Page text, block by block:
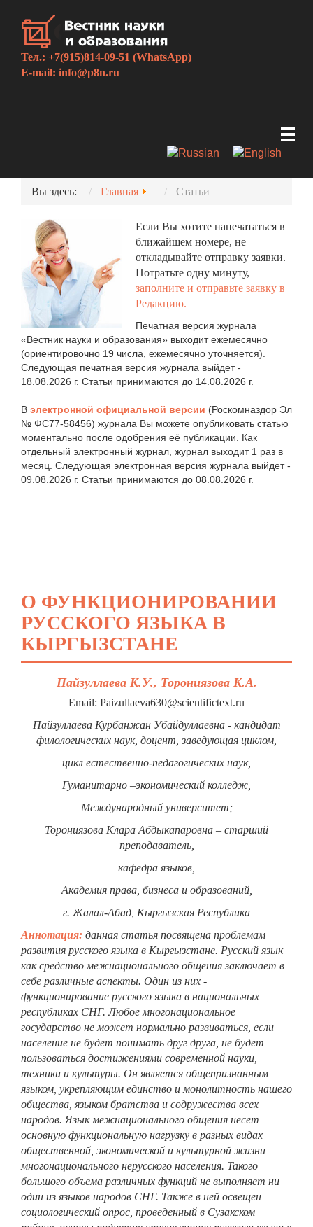
Тел.: +7(915)814-09-51 (WhatsApp)
E-mail: info@p8n.ru
Вы здесь: Главная Статьи
Если Вы хотите напечататься в
ближайшем номере, не
откладывайте отправку заявки.
Потратьте одну минуту,
заполните и отправьте заявку в
Редакцию.
Печатная версия журнала
«Вестник науки и образования» выходит ежемесячно
(ориентировочно 19 числа, ежемесячно уточняется).
Следующая печатная версия журнала выйдет -
18.08.2026 г. Статьи принимаются до 14.08.2026 г.
В электронной официальной версии (Роскомназдор Эл
№ ФС77-58456) журнала Вы можете опубликовать статью
моментально после одобрения её публикации. Как
отдельный электронный журнал, журнал выходит 1 раз в
месяц. Следующая электронная версия журнала выйдет -
09.08.2026 г. Статьи принимаются до 08.08.2026 г.
О ФУНКЦИОНИРОВАНИИ
РУССКОГО ЯЗЫКА В
КЫРГЫЗСТАНЕ
Пайзуллаева К.У., Торониязова К.А.
Email: Paizullaeva630@scientifictext.ru
Пайзуллаева Курбанжан Убайдуллаевна - кандидат
филологических наук, доцент, заведующая циклом,
цикл естественно-педагогических наук,
Гуманитарно –экономический колледж,
Международный университет;
Торониязова Клара Абдыкапаровна – старший
преподаватель,
кафедра языков,
Академия права, бизнеса и образований,
г. Жалал-Абад, Кыргызская Республика
Аннотация: данная статья посвящена проблемам
развития русского языка в Кыргызстане. Русский язык
как средство межнационального общения заключает в
себе различные аспекты. Один из них -
функционирование русского языка в национальных
республиках СНГ. Любое многонациональное
государство не может нормально развиваться, если
население не будет понимать друг друга, не будет
пользоваться достижениями современной науки,
техники и культуры. Он является общепризнанным
языком, укрепляющим единство и монолитность нашего
общества, языком братства и содружества всех
народов. Язык межнационального общения несет
основную функциональную нагрузку в разных видах
общественной, экономической и культурной жизни
многонационального нерусского населения. Такого
большого объема различных функций не выполняет ни
один из языков народов СНГ. Также в ней освещен
социологический опрос, проведенный в Сузакском